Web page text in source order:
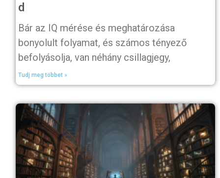
d
Bár az IQ mérése és meghatározása
bonyolult folyamat, és számos tényező
befolyásolja, van néhány csillagjegy,
Tudj meg többet »